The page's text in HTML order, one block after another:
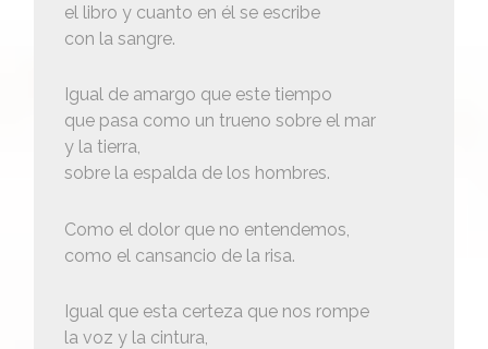
el libro y cuanto en él se escribe
con la sangre.
Igual de amargo que este tiempo
que pasa como un trueno sobre el mar
y la tierra,
sobre la espalda de los hombres.
Como el dolor que no entendemos,
como el cansancio de la risa.
Igual que esta certeza que nos rompe
la voz y la cintura,